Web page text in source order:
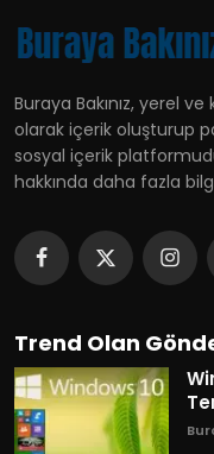
Buraya Bakınız, yerel
olarak içerik oluşturup
sosyal içerik
hakkında daha fazla
Trend Olan